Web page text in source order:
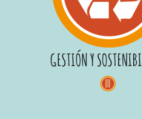
GESTIÓN Y